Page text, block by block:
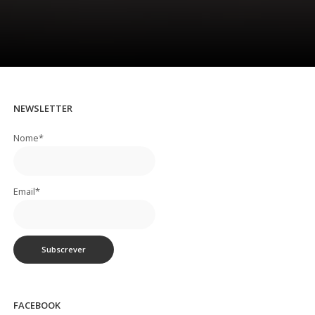
NEWSLETTER
Nome*
Email*
FACEBOOK